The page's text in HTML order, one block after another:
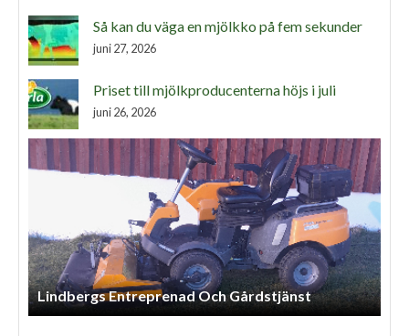
Så kan du väga en mjölkko på fem sekunder
juni 27, 2026
Priset till mjölkproducenterna höjs i juli
juni 26, 2026
Lindbergs Entreprenad Och Gårdstjänst